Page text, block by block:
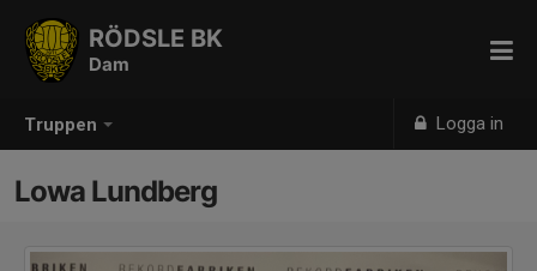
Truppen Logga in
RÖDSLE BK
Dam
Lowa Lundberg